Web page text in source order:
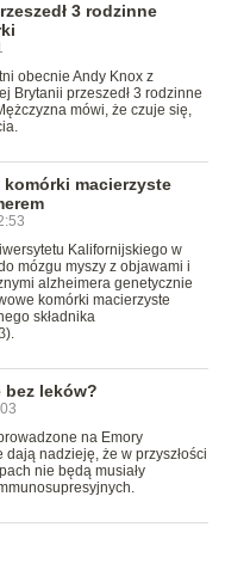
3 rodzinne
obecnie Andy Knox z
Brytanii przeszedł 3 rodzinne
mówi, że czuje się,
macierzyste
Kalifornijskiego w
mózgu myszy z objawami i
alzheimera genetycznie
komórki macierzyste
składnika
bez leków?
na Emory
dają nadzieję, że w przyszłości
nie będą musiały